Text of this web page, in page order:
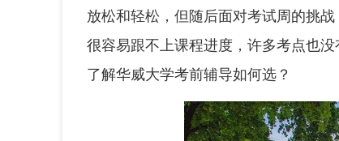
放松和轻松，但随后面对考试周的挑
很容易跟不上课程进度，许多考点也
了解华威大学考前辅导如何选？